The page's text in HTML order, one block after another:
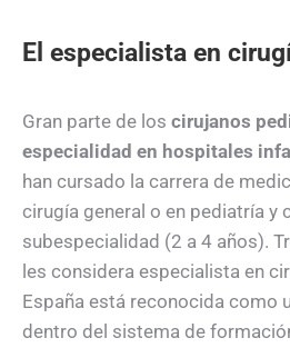
El especialista en
Gran parte de los cirujanos
especialidad en hospitales
han cursado la carrera de
cirugía general o en pediatría y
subespecialidad (2 a 4 años).
les considera especialista en
España está reconocida como
dentro del sistema de